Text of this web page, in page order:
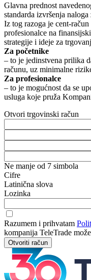
Glavna prednost
standarda izvršenja
Iz tog razoga je cent-
profesionalce na
strategije i ideje za
Za početnike
– to je jedinstvena prilika
računu, uz minimalne
Za profesionalce
– to je mogućnost da se
usluga koje pruža
Otvori trgovinski račun
Ne manje od 7 simbola
Cifre
Latinična slova
Lozinka
Razumem i prihvatam
kompanija TeleTrade
Otvoriti račun